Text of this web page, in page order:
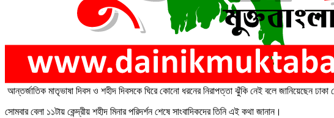
আন্তর্জাতিক মাতৃভাষা দিবস ও শহীদ দিবসকে ঘিরে কোনো ধরনের নিরাপত্তা ঝুঁকি নেই বলে জানিয়েছেন
সোমবার বেলা ১১টায় কেন্দ্রীয় শহীদ মিনার পরিদর্শন শেষে সাংবাদিকদের তিনি এই কথা জানান।